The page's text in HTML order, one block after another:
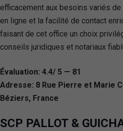
efficacement aux besoins variés
en ligne et la facilité de contact
faisant de cet office un choix
conseils juridiques et notariaux
Évaluation: 4.4/ 5 — 81
Adresse: 8 Rue Pierre et Marie
Béziers, France
SCP PALLOT &